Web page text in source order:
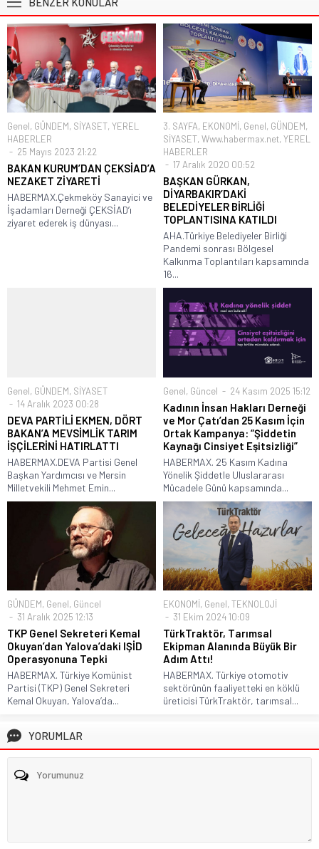
Genel, GÜNDEM, SİYASET, YEREL
HABERLER
25 Mayıs 2023 21:22
BAKAN KURUM’DAN ÇEKSİAD’A
NEZAKET ZİYARETİ
HABERMAX.Çekmeköy Sanayici ve
İşadamları Derneği ÇEKSİAD’ı
ziyaret ederek iş dünyası...
3. SAYFA, EKONOMİ, Genel, GÜNDEM,
SİYASET, Www.habermax.net, YEREL
HABERLER
17 Aralık 2020 00:52
BAŞKAN GÜRKAN,
DİYARBAKIR’DAKİ
BELEDİYELER BİRLİĞİ
TOPLANTISINA KATILDI
AHA.Türkiye Belediyeler Birliği
Pandemi sonrası Bölgesel
Kalkınma Toplantıları kapsamında
16...
Genel, GÜNDEM, SİYASET
14 Aralık 2023 00:28
DEVA PARTİLİ EKMEN, DÖRT
BAKAN’A MEVSİMLİK TARIM
İŞÇİLERİNİ HATIRLATTI
HABERMAX.DEVA Partisi Genel
Başkan Yardımcısı ve Mersin
Milletvekili Mehmet Emin...
Genel, Güncel 24 Kasım 2025 15:12
Kadının İnsan Hakları Derneği
ve Mor Çatı’dan 25 Kasım İçin
Ortak Kampanya: “Şiddetin
Kaynağı Cinsiyet Eşitsizliği”
HABERMAX. 25 Kasım Kadına
Yönelik Şiddetle Uluslararası
Mücadele Günü kapsamında...
GÜNDEM, Genel, Güncel
31 Aralık 2025 12:13
TKP Genel Sekreteri Kemal
Okuyan’dan Yalova’daki IŞİD
Operasyonuna Tepki
HABERMAX. Türkiye Komünist
Partisi (TKP) Genel Sekreteri
Kemal Okuyan, Yalova’da...
EKONOMİ, Genel, TEKNOLOJİ
31 Ekim 2024 10:09
TürkTraktör, Tarımsal
Ekipman Alanında Büyük Bir
Adım Attı!
HABERMAX. Türkiye otomotiv
sektörünün faaliyetteki en köklü
üreticisi TürkTraktör, tarımsal...
YORUMLAR